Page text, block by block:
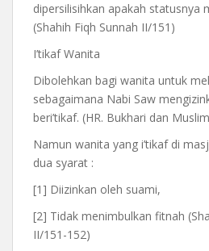
dipersilisihkan apakah statusnya
(Shahih Fiqh Sunnah II/151)
I’tikaf Wanita
Dibolehkan bagi wanita untuk
sebagaimana Nabi Saw
beri’tikaf. (HR. Bukhari dan
Namun wanita yang i’tikaf di
dua syarat :
[1] Diizinkan oleh suami,
[2] Tidak menimbulkan fitnah
II/151-152)